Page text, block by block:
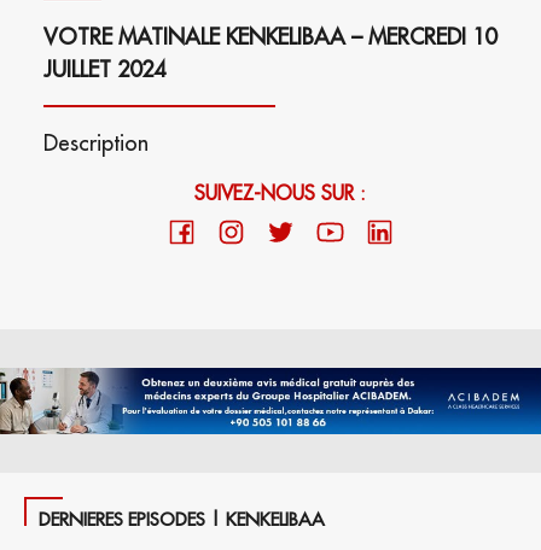
VOTRE MATINALE KENKELIBAA – MERCREDI 10
JUILLET 2024
Description
SUIVEZ-NOUS SUR :
DERNIERES EPISODES | KENKELIBAA